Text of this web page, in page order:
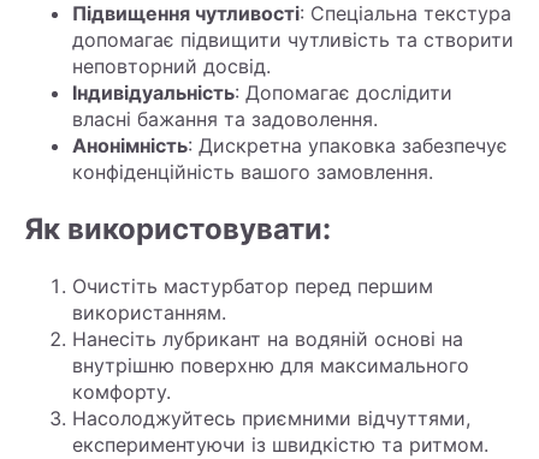
Підвищення чутливості: Спеціальна текстура
допомагає підвищити чутливість та створити
неповторний досвід.
Індивідуальність: Допомагає дослідити
власні бажання та задоволення.
Анонімність: Дискретна упаковка забезпечує
конфіденційність вашого замовлення.
Як використовувати:
Очистіть мастурбатор перед першим
використанням.
Нанесіть лубрикант на водяній основі на
внутрішню поверхню для максимального
комфорту.
Насолоджуйтесь приємними відчуттями,
експериментуючи із швидкістю та ритмом.